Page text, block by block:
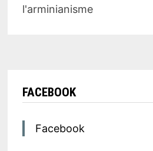
l'arminianisme
FACEBOOK
Facebook